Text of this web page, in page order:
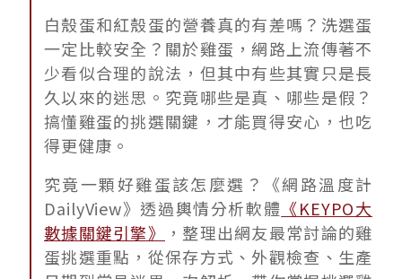
白殼蛋和紅殼蛋的營養真的有差嗎？洗選蛋
一定比較安全？關於雞蛋，網路上流傳著不
少看似合理的說法，但其中有些其實只是長
久以來的迷思。究竟哪些是真、哪些是假？
搞懂雞蛋的挑選關鍵，才能買得安心，也吃
得更健康。
究竟一顆好雞蛋該怎麼選？《網路溫度計
DailyView》透過輿情分析軟體 《KEYPO大
數據關鍵引擎》
，整理出網友最常討論的雞
蛋挑選重點，從保存方式、外觀檢查、生產